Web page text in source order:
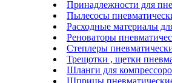
Принадлежности для
Пылесосы
Расходные материалы
Реноваторы
Степлеры
Трещотки , щетки
Шланги для
Шприцы